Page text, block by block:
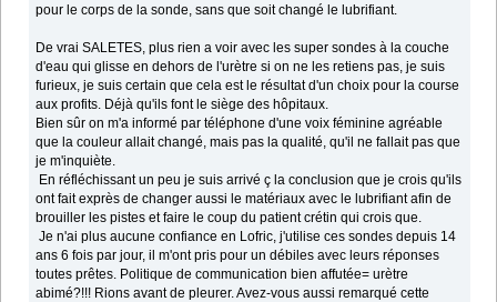
pour le corps de la sonde, sans que soit changé le lubrifiant.
De vrai SALETES, plus rien a voir avec les super sondes à la couche
d'eau qui glisse en dehors de l'urètre si on ne les retiens pas, je suis
furieux, je suis certain que cela est le résultat d'un choix pour la course
aux profits. Déjà qu'ils font le siège des hôpitaux.
Bien sûr on m'a informé par téléphone d'une voix féminine agréable
que la couleur allait changé, mais pas la qualité, qu'il ne fallait pas que
je m'inquiète.
En réfléchissant un peu je suis arrivé ç la conclusion que je crois qu'ils
ont fait exprès de changer aussi le matériaux avec le lubrifiant afin de
brouiller les pistes et faire le coup du patient crétin qui crois que.
Je n'ai plus aucune confiance en Lofric, j'utilise ces sondes depuis 14
ans 6 fois par jour, il m'ont pris pour un débiles avec leurs réponses
toutes prêtes. Politique de communication bien affutée= urètre
abimé?!!! Rions avant de pleurer. Avez-vous aussi remarqué cette